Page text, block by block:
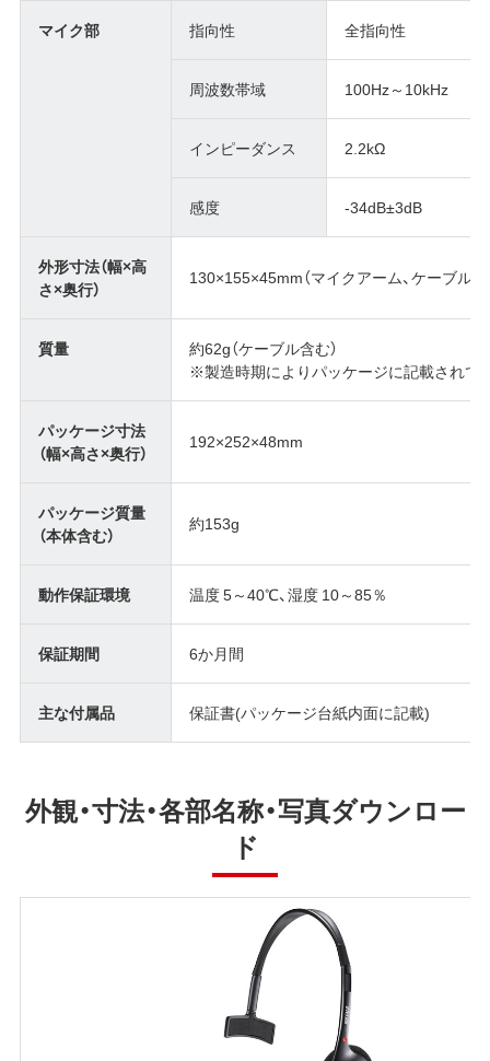
マイク部 指向性 全指向性
周波数帯域 100Hz～10kHz
インピーダンス 2.2kΩ
感度 -34dB±3dB
外形寸法（幅×高
さ×奥行）
130×155×45mm（マイクアーム、ケーブル含
質量
約62g（ケーブル含む）
※製造時期によりパッケージに記載されて
パッケージ寸法
（幅×高さ×奥行）
192×252×48mm
パッケージ質量
（本体含む）
約153g
動作保証環境 温度 5～40℃、湿度 10～85％
保証期間 6か月間
主な付属品 保証書(パッケージ台紙内面に記載)
外観・寸法・各部名称・写真ダウンロー
ド